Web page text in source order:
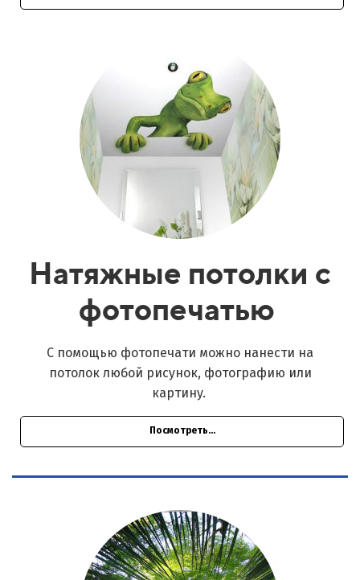
Натяжные потолки с
фотопечатью
С помощью фотопечати можно нанести на
потолок любой рисунок, фотографию или
картину.
Посмотреть...